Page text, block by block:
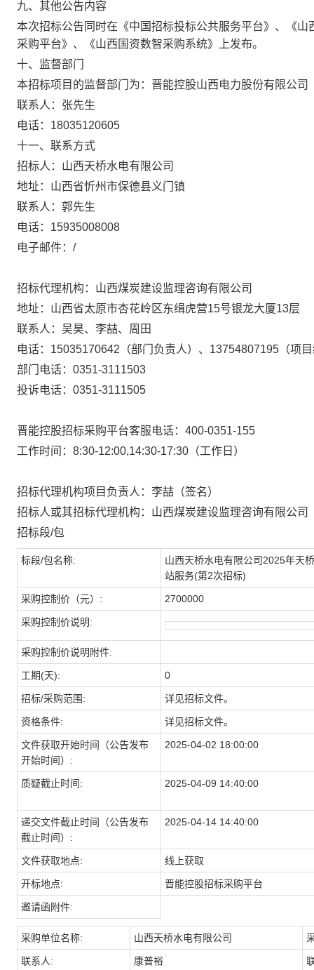
九、其他公告内容
本次招标公告同时在《中国招标投标公共服务平台》、《山
采购平台》、《山西国资数智采购系统》上发布。
十、监督部门
本招标项目的监督部门为： 晋能控股山西电力股份有限公司
联系人：张先生
电话： 18035120605
十一、联系方式
招标人：山西天桥水电有限公司
地址：山西省忻州市保德县义门镇
联系人：郭先生
电话： 15935008008
电子邮件： /
招标代理机构：山西煤炭建设监理咨询有限公司
地址：山西省太原市杏花岭区东缉虎营15号银龙大厦13层
联系人：吴昊、李喆、周田
电话： 15035170642（部门负责人）、13754807195（项
部门电话： 0351-3111503
投诉电话： 0351-3111505
晋能控股招标采购平台客服电话： 400-0351-155
工作时间： 8:30-12:00,14:30-17:30（工作日）
招标代理机构项目负责人： 李喆 （签名）
招标人或其招标代理机构： 山西煤炭建设监理咨询有限公司
招标段/包
标段/包名称:
山西天桥水电有限公司2025年天
站服务(第2次招标)
采购控制价（元）: 2700000
采购控制价说明:
采购控制价说明附件:
工期(天): 0
招标/采购范围: 详见招标文件。
资格条件: 详见招标文件。
文件获取开始时间（公告发布
开始时间）:
2025-04-02 18:00:00
质疑截止时间: 2025-04-09 14:40:00
递交文件截止时间（公告发布
截止时间）:
2025-04-14 14:40:00
文件获取地点: 线上获取
开标地点: 晋能控股招标采购平台
邀请函附件:
采购单位名称: 山西天桥水电有限公司
联系人: 康普裕